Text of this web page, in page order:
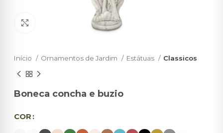
Início Ornamentos de Jardim Estátuas Classicos
Boneca concha e buzio
COR